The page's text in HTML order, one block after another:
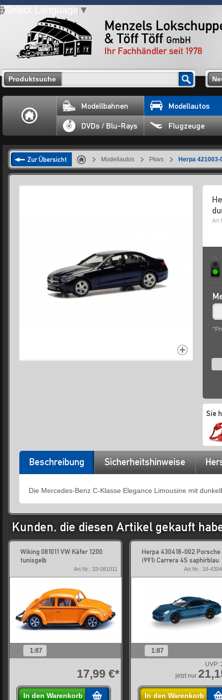
Select Language ▼
Produktsuche
Modellbahnen Modellautos
DVDs / Blu-Rays Flugzeuge
Zur Übersicht Modellautos Pkws Herpa
Sie
Beschreibung Sicherheitshinweise
Die Mercedes-Benz C-Klasse Elegance Limousine mit
Kunden, die diesen Artikel gekauft
Wiking 081011 VW Käfer 1200
tunisgelb
Art.Nr.: 33-081011
1:87
17,99 €*
In den Warenkorb
Herpa 430418-002 Porsche
(991) Carrera 4S saphirblau
Art.Nr.: 18-
1:87
UVP:
jetzt nur
In den Warenkorb